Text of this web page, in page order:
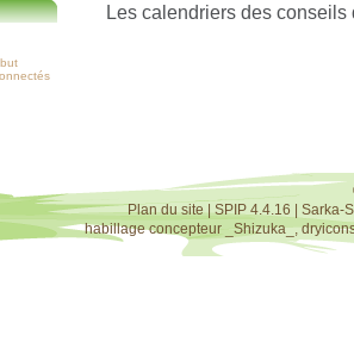
Les calendriers des
Plan du site|SPIP 4.4.16
Sarka-
habillage concepteur
_Shizuka_,